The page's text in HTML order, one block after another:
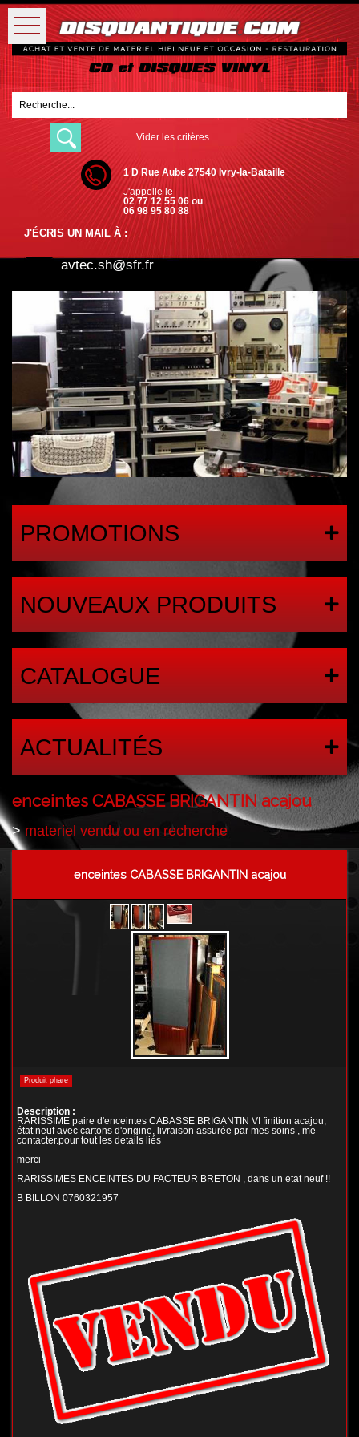
Vider les critères
1 D Rue Aube 27540 Ivry-la-Bataille
J'appelle le
02 77 12 55 06 ou
06 98 95 80 88
J'ÉCRIS UN MAIL À :
avtec.sh@sfr.fr
PROMOTIONS
NOUVEAUX PRODUITS
CATALOGUE
ACTUALITÉS
enceintes CABASSE BRIGANTIN acajou
>materiel vendu ou en recherche
enceintes CABASSE BRIGANTIN acajou
Produit phare
Description :
RARISSIME paire d'enceintes CABASSE BRIGANTIN VI finition acajou,
état neuf avec cartons d'origine, livraison assurée par mes soins , me
contacter.pour tout les details liés
merci
RARISSIMES ENCEINTES DU FACTEUR BRETON , dans un etat neuf !!
B BILLON 0760321957